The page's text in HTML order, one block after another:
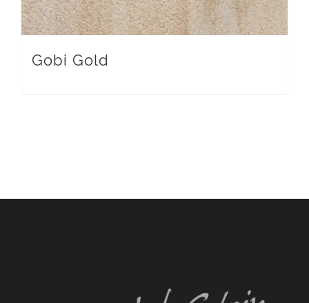
Gobi Gold